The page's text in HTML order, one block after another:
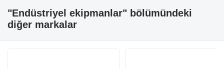
"Endüstriyel ekipmanlar" bölümündeki
diğer markalar